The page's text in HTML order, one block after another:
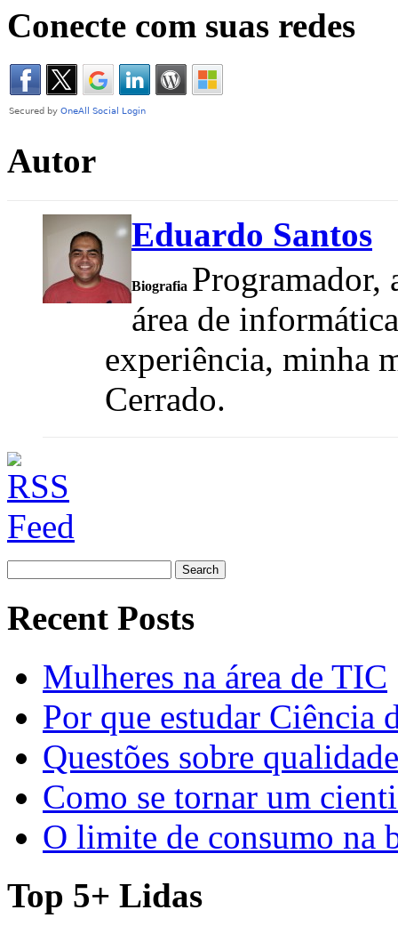
Conecte com suas redes
Autor
Eduardo Santos
Biografia Programador,
área de
experiência, minha
Cerrado.
for:
Recent Posts
Mulheres na área de TIC
Por que estudar Ciência
Questões sobre
Como se tornar um
O limite de consumo na
Top 5+ Lidas